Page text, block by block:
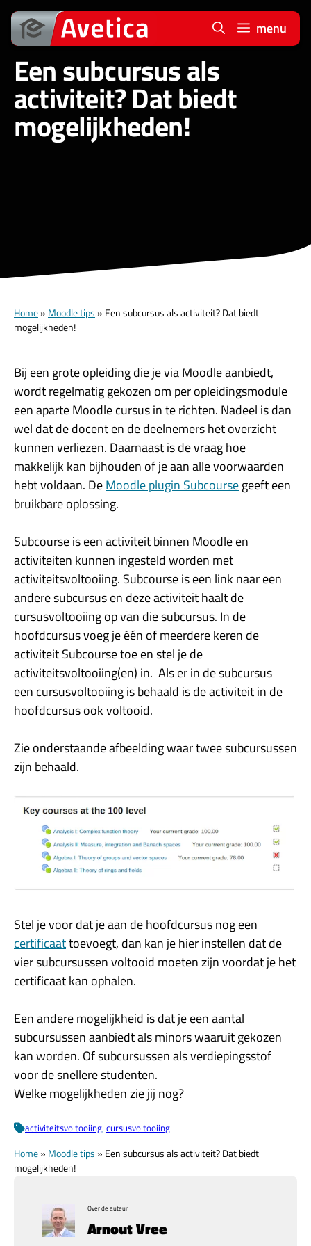
Ga
naar
de
inhoud
menu
Een subcursus als
activiteit? Dat biedt
mogelijkheden!
Home» Moodle tips » Een subcursus als activiteit? Dat biedt
mogelijkheden!
Bij een grote opleiding die je via Moodle aanbiedt,
wordt regelmatig gekozen om per opleidingsmodule
een aparte Moodle cursus in te richten. Nadeel is dan
wel dat de docent en de deelnemers het overzicht
kunnen verliezen. Daarnaast is de vraag hoe
makkelijk kan bijhouden of je aan alle voorwaarden
hebt voldaan. DeMoodle plugin Subcoursegeeft een
bruikbare oplossing.
Subcourse is een activiteit binnen Moodle en
activiteiten kunnen ingesteld worden met
activiteitsvoltooiing. Subcourse is een link naar een
andere subcursus en deze activiteit haalt de
cursusvoltooiing op van die subcursus. In de
hoofdcursus voeg je één of meerdere keren de
activiteit Subcourse toe en stel je de
activiteitsvoltooiing(en) in. Als er in de subcursus
een cursusvoltooiing is behaald is de activiteit in de
hoofdcursus ook voltooid.
Zie onderstaande afbeelding waar twee subcursussen
zijn behaald.
Stel je voor dat je aan de hoofdcursus nog een
certificaattoevoegt, dan kan je hier instellen dat de
vier subcursussen voltooid moeten zijn voordat je het
certificaat kan ophalen.
Een andere mogelijkheid is dat je een aantal
subcursussen aanbiedt als minors waaruit gekozen
kan worden. Of subcursussen als verdiepingsstof
voor de snellere studenten.
Welke mogelijkheden zie jij nog?
activiteitsvoltooiing, cursusvoltooiing
Home» Moodle tips » Een subcursus als activiteit? Dat biedt
mogelijkheden!
Over de auteur
Arnout Vree